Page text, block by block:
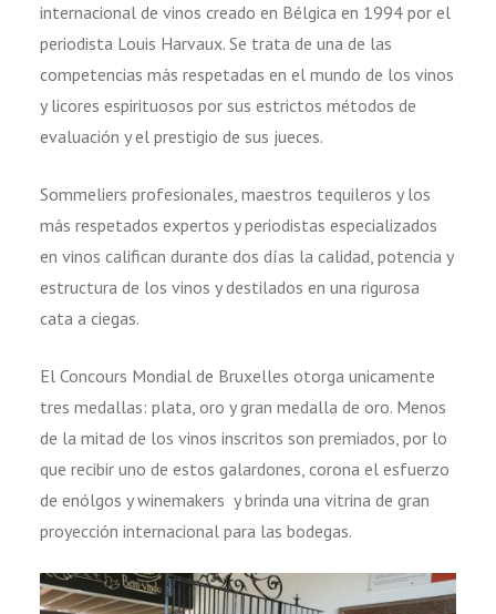
internacional de vinos creado en Bélgica en 1994 por el
periodista Louis Harvaux. Se trata de una de las
competencias más respetadas en el mundo de los vinos
y licores espirituosos por sus estrictos métodos de
evaluación y el prestigio de sus jueces.
Sommeliers profesionales, maestros tequileros y los
más respetados expertos y periodistas especializados
en vinos califican durante dos días la calidad, potencia y
estructura de los vinos y destilados en una rigurosa
cata a ciegas.
El Concours Mondial de Bruxelles otorga unicamente
tres medallas: plata, oro y gran medalla de oro. Menos
de la mitad de los vinos inscritos son premiados, por lo
que recibir uno de estos galardones, corona el esfuerzo
de enólgos y winemakers y brinda una vitrina de gran
proyección internacional para las bodegas.